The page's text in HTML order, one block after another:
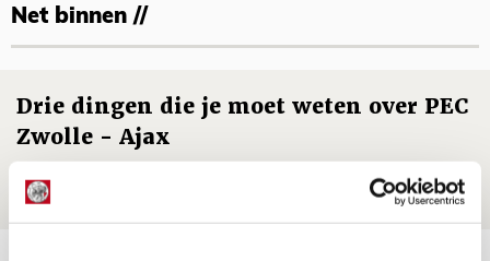
Net binnen //
Drie dingen die je moet weten over PEC
Zwolle - Ajax
NIEUWS